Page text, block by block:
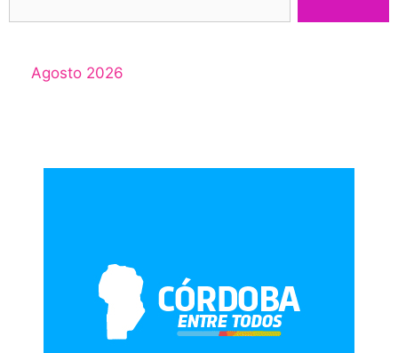
Agosto 2026